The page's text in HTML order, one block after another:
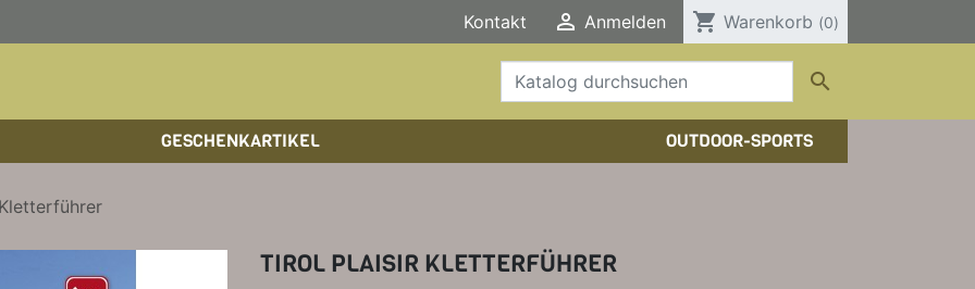
Kontakt  Anmelden shopping_cart Warenkorb (0)

SPIELE, T-SHIRTS, SONSTIGES
GESCHENKARTIKEL OUTDOOR-SPORTS
TIROL PLAISIR KLETTERFÜHRER